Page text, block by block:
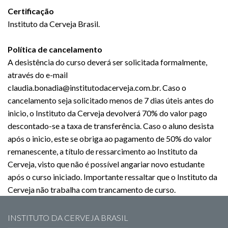
Certificação
Instituto da Cerveja Brasil.
Política de cancelamento
A desistência do curso deverá ser solicitada formalmente,
através do e-mail
claudia.bonadia@institutodacerveja.com.br. Caso o
cancelamento seja solicitado menos de 7 dias úteis antes do
inicio, o Instituto da Cerveja devolverá 70% do valor pago
descontado-se a taxa de transferência. Caso o aluno desista
após o inicio, este se obriga ao pagamento de 50% do valor
remanescente, a título de ressarcimento ao Instituto da
Cerveja, visto que não é possível angariar novo estudante
após o curso iniciado. Importante ressaltar que o Instituto da
Cerveja não trabalha com trancamento de curso.
INSTITUTO DA CERVEJA BRASIL